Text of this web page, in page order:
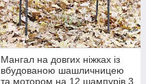
Мангал на довгих ніжках із
вбудованою шашличницею
та мотором на 12 шампурів 3